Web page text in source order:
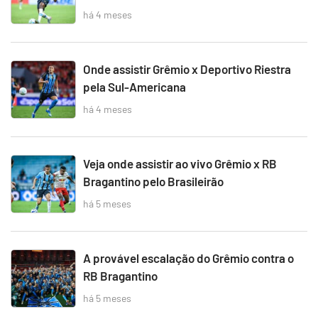
há 4 meses
Onde assistir Grêmio x Deportivo Riestra
pela Sul-Americana
há 4 meses
Veja onde assistir ao vivo Grêmio x RB
Bragantino pelo Brasileirão
há 5 meses
A provável escalação do Grêmio contra o
RB Bragantino
há 5 meses